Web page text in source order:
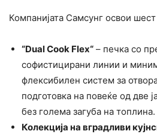
Компанијата Самсунг освои
“Dual Cook Flex“ – печка со
софистицирани линии и
флексибилен систем за
подготовка на повеќе од две
без голема загуба на топлина.
Колекција на вградливи